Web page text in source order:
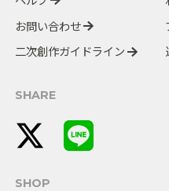
お問い合わせ
二次創作ガイドライン
SHARE
SHOP